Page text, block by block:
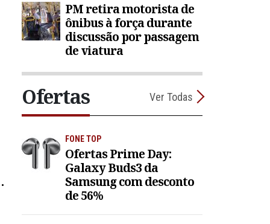
PM retira motorista de
ônibus à força durante
discussão por passagem
de viatura
Ofertas Ver Todas
FONE TOP
Ofertas Prime Day:
Galaxy Buds3 da
Samsung com desconto
de 56%